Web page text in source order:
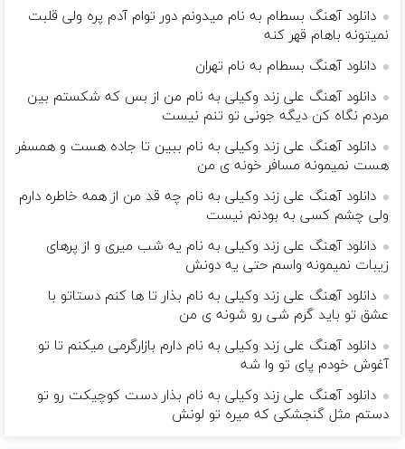
دانلود آهنگ بسطام به نام میدونم دور توام آدم پره ولی قلبت
نمیتونه باهام قهر کنه
دانلود آهنگ بسطام به نام تهران
دانلود آهنگ علی زند وکیلی به نام من از بس كه شكستم بین
مردم نگاه كن دیگه جونى تو تنم نیست
دانلود آهنگ علی زند وکیلی به نام ببین تا جاده هست و همسفر
هست نمیمونه مسافر خونه ی من
دانلود آهنگ علی زند وکیلی به نام چه قد من از همه خاطره دارم
ولی چشم كسی به بودنم نیست
دانلود آهنگ علی زند وکیلی به نام یه شب میرى و از پرهای
زيبات نمیمونه واسم حتی یه دونش
دانلود آهنگ علی زند وکیلی به نام بذار تا ها كنم دستاتو با
عشق تو باید گرم شی رو شونه ى من
دانلود آهنگ علی زند وکیلی به نام دارم بازارگرمی میكنم تا تو
آغوش خودم پای تو وا شه
دانلود آهنگ علی زند وکیلی به نام بذار دست كوچیكت رو تو
دستم مثل گنجشكی كه میره تو لونش